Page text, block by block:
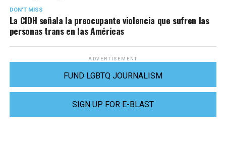
DON'T MISS
La CIDH señala la preocupante violencia que sufren las
personas trans en las Américas
ADVERTISEMENT
FUND LGBTQ JOURNALISM
SIGN UP FOR E-BLAST